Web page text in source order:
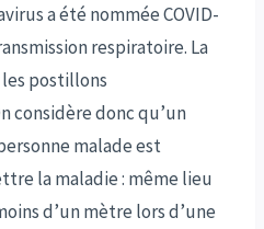
a été nommée COVID-
respiratoire. La
postillons
considère donc qu’un
malade est
la maladie : même lieu
d’un mètre lors d’une